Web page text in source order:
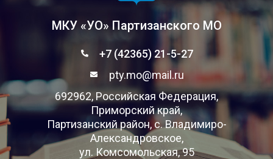
МКУ «УО» Партизанского МО
+7 (42365) 21-5-27
pty.mo@mail.ru
692962, Российская Федерация,
Приморский край,
Партизанский район, с. Владимиро-
Александровское,
ул. Комсомольская, 95